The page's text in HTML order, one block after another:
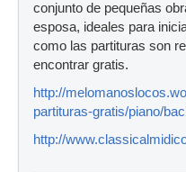
conjunto de pequeñas
esposa, ideales para
como las partituras son
encontrar gratis.
http://
partituras-gratis/piano/
http://